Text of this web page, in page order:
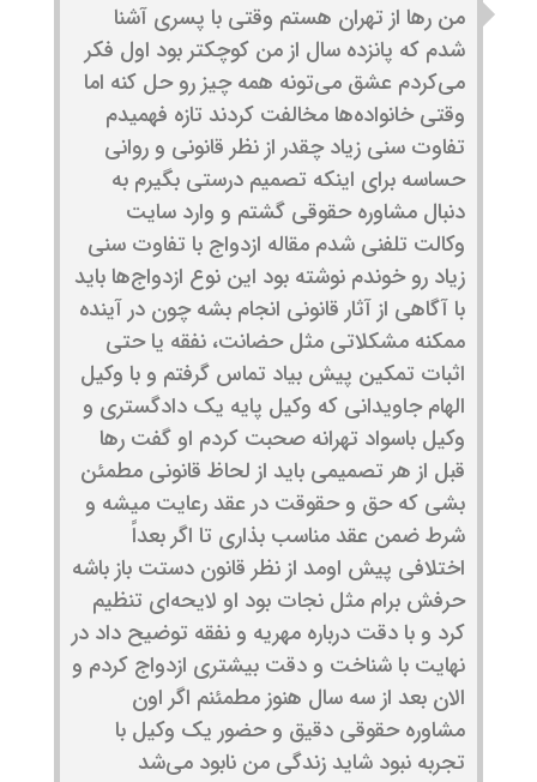
من رها از تهران هستم وقتی با پسری آشنا
شدم که پانزده سال از من کوچکتر بود اول فکر
می‌کردم عشق می‌تونه همه چیز رو حل کنه اما
وقتی خانواده‌ها مخالفت کردند تازه فهمیدم
تفاوت سنی زیاد چقدر از نظر قانونی و روانی
حساسه برای اینکه تصمیم درستی بگیرم به
دنبال مشاوره حقوقی گشتم و وارد سایت
وکالت تلفنی شدم مقاله ازدواج با تفاوت سنی
زیاد رو خوندم نوشته بود این نوع ازدواج‌ها باید
با آگاهی از آثار قانونی انجام بشه چون در آینده
ممکنه مشکلاتی مثل حضانت، نفقه یا حتی
اثبات تمکین پیش بیاد تماس گرفتم و با وکیل
الهام جاویدانی که وکیل پایه یک دادگستری و
وکیل باسواد تهرانه صحبت کردم او گفت رها
قبل از هر تصمیمی باید از لحاظ قانونی مطمئن
بشی که حق و حقوقت در عقد رعایت میشه و
شرط ضمن عقد مناسب بذاری تا اگر بعداً
اختلافی پیش اومد از نظر قانون دستت باز باشه
حرفش برام مثل نجات بود او لایحه‌ای تنظیم
کرد و با دقت درباره مهریه و نفقه توضیح داد در
نهایت با شناخت و دقت بیشتری ازدواج کردم و
الان بعد از سه سال هنوز مطمئنم اگر اون
مشاوره حقوقی دقیق و حضور یک وکیل با
تجربه نبود شاید زندگی من نابود می‌شد